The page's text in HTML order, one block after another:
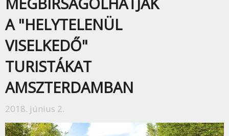
A "HELYTELENÜL
VISELKEDŐ"
TURISTÁKAT
AMSZTERDAMBAN
2018. június 2.